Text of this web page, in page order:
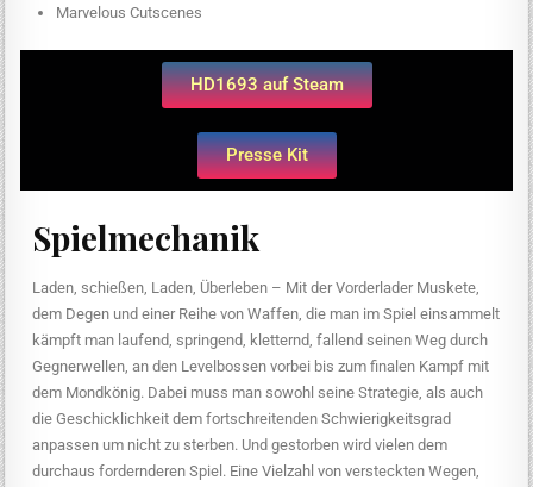
Marvelous Cutscenes
HD1693 auf Steam
Presse Kit
Spielmechanik
Laden, schießen, Laden, Überleben – Mit der Vorderlader Muskete,
dem Degen und einer Reihe von Waffen, die man im Spiel einsammelt
kämpft man laufend, springend, kletternd, fallend seinen Weg durch
Gegnerwellen, an den Levelbossen vorbei bis zum finalen Kampf mit
dem Mondkönig. Dabei muss man sowohl seine Strategie, als auch
die Geschicklichkeit dem fortschreitenden Schwierigkeitsgrad
anpassen um nicht zu sterben. Und gestorben wird vielen dem
durchaus fordernderen Spiel. Eine Vielzahl von versteckten Wegen,